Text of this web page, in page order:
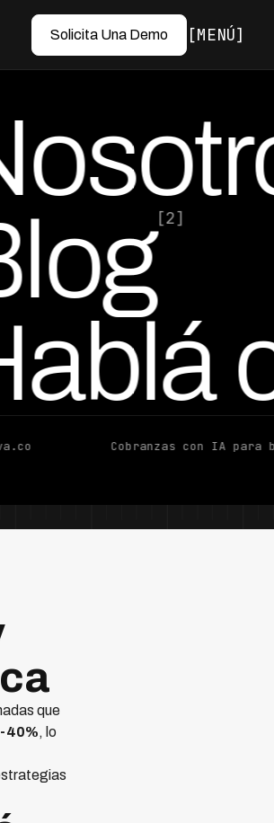
Solicita Una Demo MENÚ
[2]
Cobranzas con IA para
por Ed Escobar
Co-Founder & CEO
que
40%, lo